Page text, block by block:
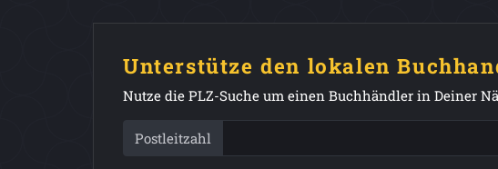
Unterstütze den lokalen
Nutze die PLZ-Suche um einen Buchhändler in Deiner
Postleitzahl